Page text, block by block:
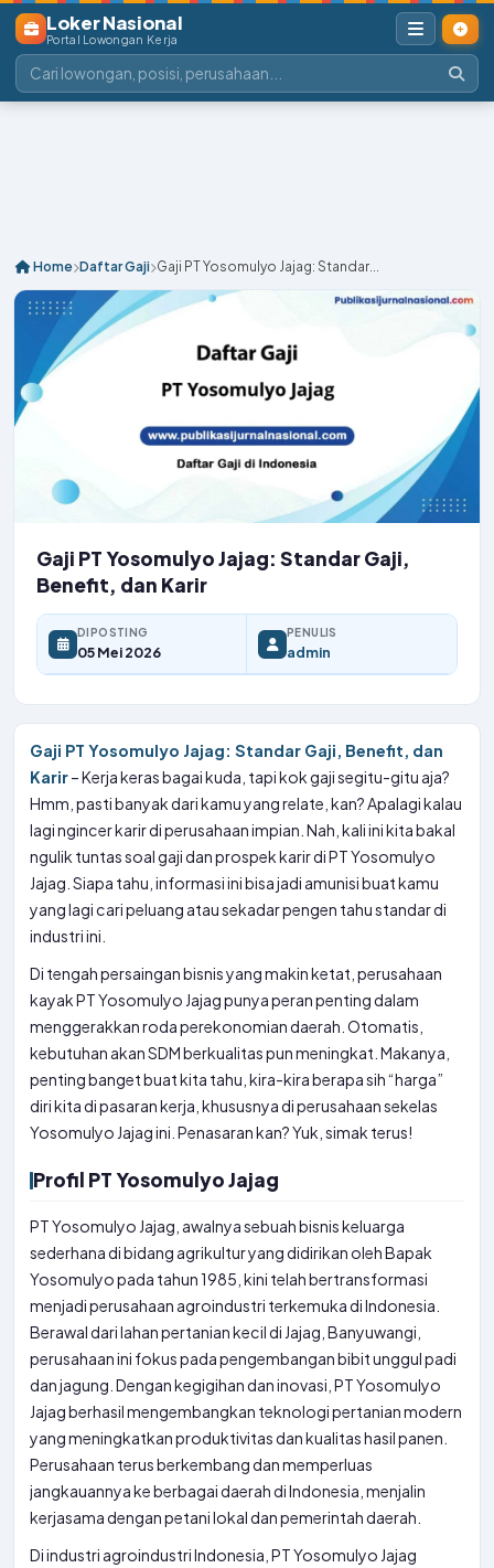
Loker Nasional
Portal Lowongan Kerja
Home Daftar Gaji Gaji PT Yosomulyo Jajag: Standar...
Gaji PT Yosomulyo Jajag: Standar Gaji,
Benefit, dan Karir
DIPOSTING
05 Mei 2026
PENULIS
admin
Gaji PT Yosomulyo Jajag: Standar Gaji, Benefit, dan
Karir– Kerja keras bagai kuda, tapi kok gaji segitu-gitu aja?
Hmm, pasti banyak dari kamu yang relate, kan? Apalagi kalau
lagi ngincer karir di perusahaan impian. Nah, kali ini kita bakal
ngulik tuntas soal gaji dan prospek karir di PT Yosomulyo
Jajag. Siapa tahu, informasi ini bisa jadi amunisi buat kamu
yang lagi cari peluang atau sekadar pengen tahu standar di
industri ini.
Di tengah persaingan bisnis yang makin ketat, perusahaan
kayak PT Yosomulyo Jajag punya peran penting dalam
menggerakkan roda perekonomian daerah. Otomatis,
kebutuhan akan SDM berkualitas pun meningkat. Makanya,
penting banget buat kita tahu, kira-kira berapa sih “harga”
diri kita di pasaran kerja, khususnya di perusahaan sekelas
Yosomulyo Jajag ini. Penasaran kan? Yuk, simak terus!
Profil PT Yosomulyo Jajag
PT Yosomulyo Jajag, awalnya sebuah bisnis keluarga
sederhana di bidang agrikultur yang didirikan oleh Bapak
Yosomulyo pada tahun 1985, kini telah bertransformasi
menjadi perusahaan agroindustri terkemuka di Indonesia.
Berawal dari lahan pertanian kecil di Jajag, Banyuwangi,
perusahaan ini fokus pada pengembangan bibit unggul padi
dan jagung. Dengan kegigihan dan inovasi, PT Yosomulyo
Jajag berhasil mengembangkan teknologi pertanian modern
yang meningkatkan produktivitas dan kualitas hasil panen.
Perusahaan terus berkembang dan memperluas
jangkauannya ke berbagai daerah di Indonesia, menjalin
kerjasama dengan petani lokal dan pemerintah daerah.
Di industri agroindustri Indonesia, PT Yosomulyo Jajag